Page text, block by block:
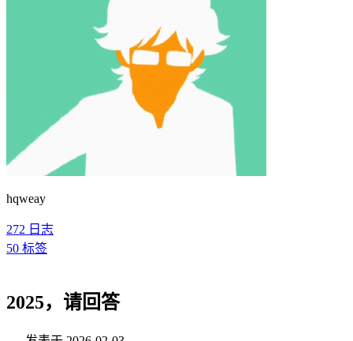
hqweay
272 日志
50 标签
2025，请回答